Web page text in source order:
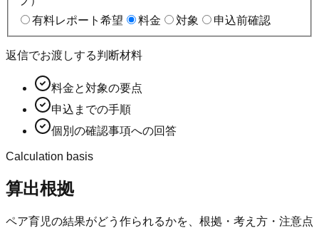
有料レポート希望
料金 対象 申込前確認
返信でお渡しする判断材料
料金と対象の要点
申込までの手順
個別の確認事項への回答
Calculation basis
算出根拠
ペア育児の結果がどう作られるかを、根拠・考え方・注意点